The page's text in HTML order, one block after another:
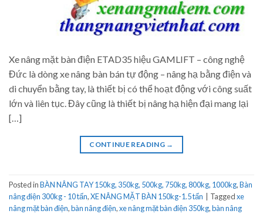
Xe nâng mặt bàn điện ETAD35 hiệu GAMLIFT – công nghệ
Đức là dòng xe nâng bàn bán tự động – nâng hạ bằng điện và
di chuyển bằng tay, là thiết bị có thể hoạt động với công suất
lớn và liên tục. Đây cũng là thiết bị nâng hạ hiện đại mang lại
[…]
CONTINUE READING →
Posted inBÀN NÂNG TAY 150kg, 350kg, 500kg, 750kg, 800kg, 1000kg,Bàn
nâng điện 300kg - 10 tấn,XE NÂNG MẶT BÀN 150kg-1.5 tấn Taggedxe
nâng mặt bàn điện,bàn nâng điện,xe nâng mặt bàn điện 350kg,bàn nâng